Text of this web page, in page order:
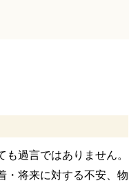
過言ではありません。
・将来に対する不安、物